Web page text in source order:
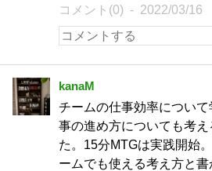
コメント(0) 2022/03/16
kanaM
チームの仕事効率につい
事の進め方についても考
た。15分MTGは実践開始
ームでも使える考え方と